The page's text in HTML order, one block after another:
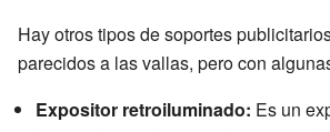
Hay otros tipos de soportes
parecidos a las vallas, pero con
Expositor retroiluminado: Es un